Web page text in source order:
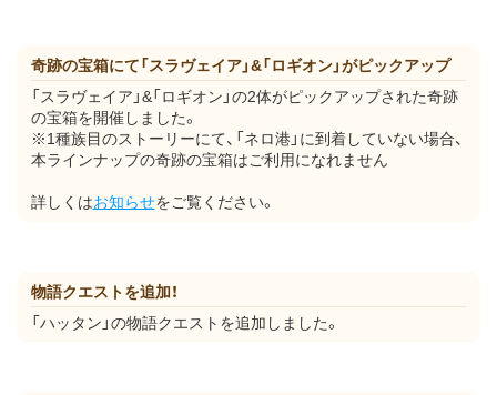
奇跡の宝箱にて「スラヴェイア」&「ロギオン」がピックアップ
「スラヴェイア」&「ロギオン」の2体がピックアップされた奇跡
の宝箱を開催しました。
※1種族目のストーリーにて、「ネロ港」に到着していない場合、
本ラインナップの奇跡の宝箱はご利用になれません
詳しくはお知らせをご覧ください。
物語クエストを追加！
「ハッタン」の物語クエストを追加しました。